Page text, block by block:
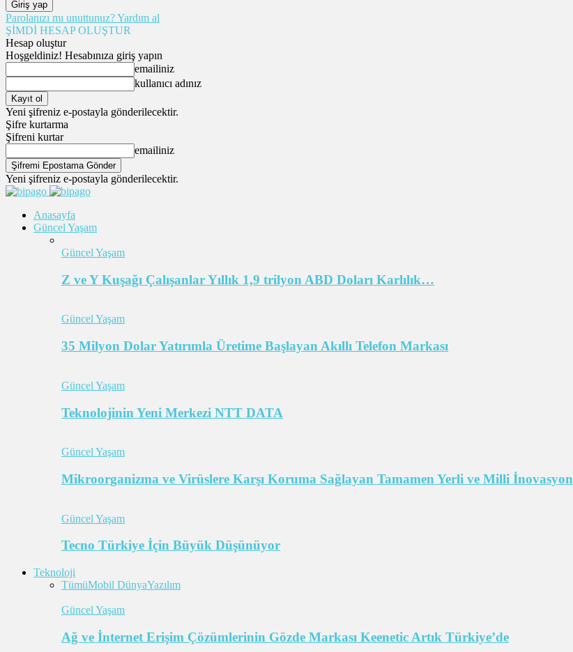
Parolanızı mı unuttunuz? Yardım al
ŞİMDİ HESAP OLUŞTUR
Hesap oluştur
Hoşgeldiniz! Hesabınıza giriş yapın
emailiniz
kullanıcı adınız
Yeni şifreniz e-postayla gönderilecektir.
Şifre kurtarma
Şifreni kurtar
emailiniz
Yeni şifreniz e-postayla gönderilecektir.
Anasayfa
Güncel Yaşam
Güncel Yaşam
Z ve Y Kuşağı Çalışanlar Yıllık 1,9 trilyon ABD Doları Karlılık…
Güncel Yaşam
35 Milyon Dolar Yatırımla Üretime Başlayan Akıllı Telefon Markası
Güncel Yaşam
Teknolojinin Yeni Merkezi NTT DATA
Güncel Yaşam
Mikroorganizma ve Virüslere Karşı Koruma Sağlayan Tamamen Yerli ve Milli İnovasyon
Güncel Yaşam
Tecno Türkiye İçin Büyük Düşünüyor
Teknoloji
TümüMobil DünyaYazılım
Güncel Yaşam
Ağ ve İnternet Erişim Çözümlerinin Gözde Markası Keenetic Artık Türkiye’de